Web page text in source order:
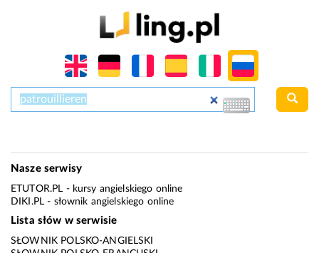
Nasze serwisy
ETUTOR.PL - kursy angielskiego online
DIKI.PL - słownik angielskiego online
Lista słów w serwisie
SŁOWNIK POLSKO-ANGIELSKI